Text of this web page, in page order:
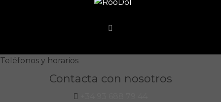
Teléfonos y horarios
Contacta con nosotros